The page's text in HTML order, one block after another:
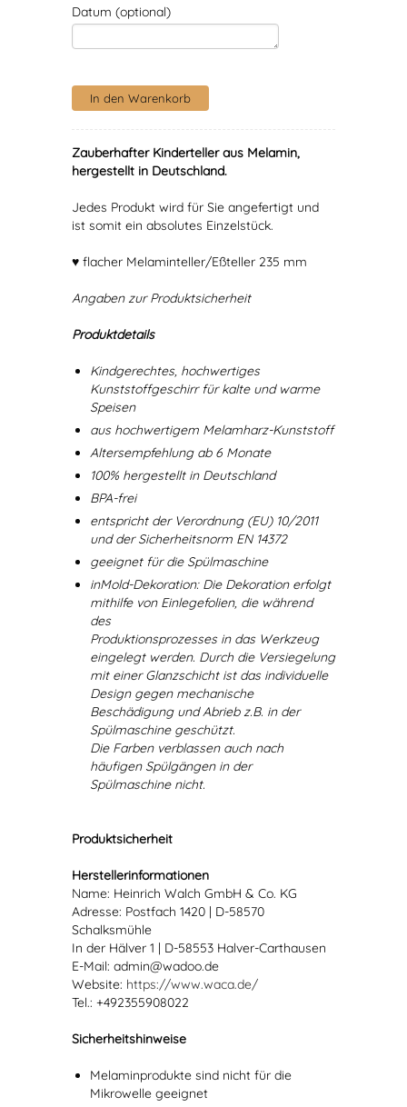
Datum (optional)
Zauberhafter Kinderteller aus Melamin,
hergestellt in Deutschland.
Jedes Produkt wird für Sie angefertigt und
ist somit ein absolutes Einzelstück.
♥ flacher Melaminteller/Eßteller 235 mm
Angaben zur Produktsicherheit
Produktdetails
Kindgerechtes, hochwertiges
Kunststoffgeschirr für kalte und warme
Speisen
aus hochwertigem Melamharz-Kunststoff
Altersempfehlung ab 6 Monate
100% hergestellt in Deutschland
BPA-frei
entspricht der Verordnung (EU) 10/2011
und der Sicherheitsnorm EN 14372
geeignet für die Spülmaschine
inMold-Dekoration: Die Dekoration erfolgt
mithilfe von Einlegefolien, die während
des
Produktionsprozesses in das Werkzeug
eingelegt werden. Durch die Versiegelung
mit einer Glanzschicht ist das individuelle
Design gegen mechanische
Beschädigung und Abrieb z.B. in der
Spülmaschine geschützt.
Die Farben verblassen auch nach
häufigen Spülgängen in der
Spülmaschine nicht.
Produktsicherheit
Herstellerinformationen
Name: Heinrich Walch GmbH & Co. KG
Adresse: Postfach 1420 | D-58570
Schalksmühle
In der Hälver 1 | D-58553 Halver-Carthausen
E-Mail: admin@wadoo.de
Website: https://www.waca.de/
Tel.: +492355908022
Sicherheitshinweise
Melaminprodukte sind nicht für die
Mikrowelle geeignet